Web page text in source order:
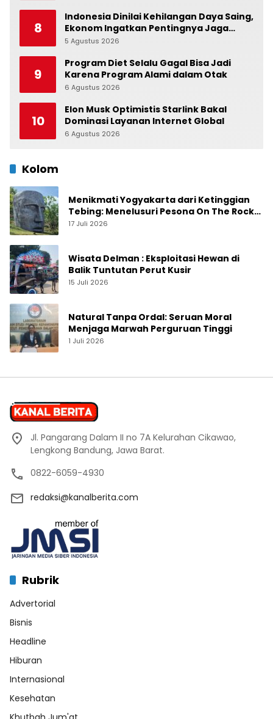
8
Indonesia Dinilai Kehilangan Daya Saing,
Ekonom Ingatkan Pentingnya Jaga
Independensi Bank Indonesia
5 Agustus 2026
9
Program Diet Selalu Gagal Bisa Jadi
Karena Program Alami dalam Otak
6 Agustus 2026
10
Elon Musk Optimistis Starlink Bakal
Dominasi Layanan Internet Global
6 Agustus 2026
Kolom
Menikmati Yogyakarta dari Ketinggian
Tebing: Menelusuri Pesona On The Rock
Jogja yang Sedang Naik Daun
17 Juli 2026
Wisata Delman : Eksploitasi Hewan di
Balik Tuntutan Perut Kusir
15 Juli 2026
Natural Tanpa Ordal: Seruan Moral
Menjaga Marwah Perguruan Tinggi
1 Juli 2026
Jl. Pangarang Dalam II no 7A Kelurahan Cikawao,
Lengkong Bandung, Jawa Barat.
0822-6059-4930
redaksi@kanalberita.com
Rubrik
Advertorial
Bisnis
Headline
Hiburan
Internasional
Kesehatan